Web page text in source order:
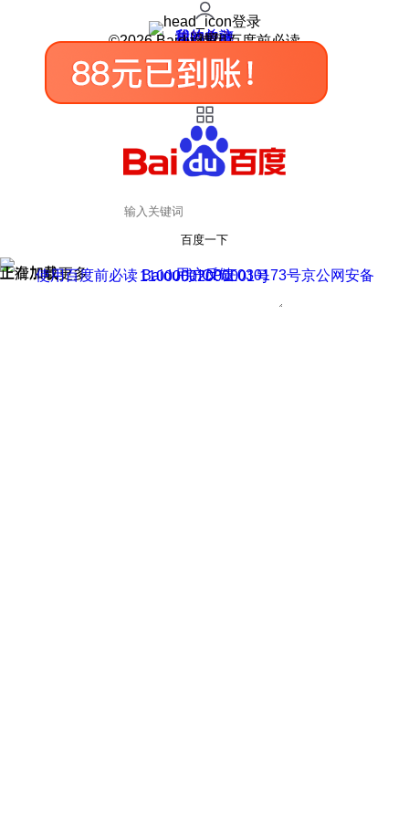
登录
我的关注
我的收藏
皮肤中心
用户反馈
设置
©2026 Baidu 使用百度前必读
百度一下
正在加载
上滑加载更多 用户反馈
使用百度前必读 Baidu 京ICP证030173号
京公网安备11000002000001号